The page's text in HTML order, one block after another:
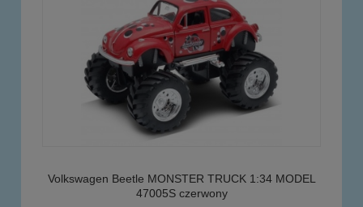
Volkswagen Beetle MONSTER TRUCK 1:34 MODEL
47005S czerwony